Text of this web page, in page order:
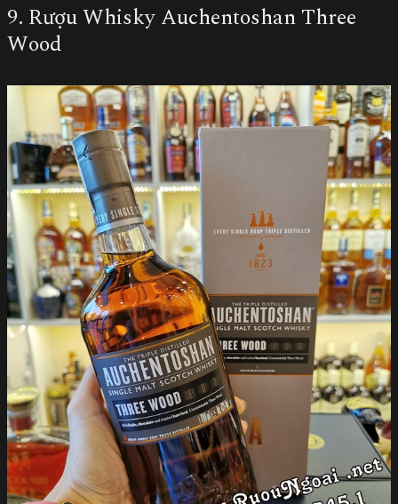
9. Rượu Whisky Auchentoshan Three
Wood